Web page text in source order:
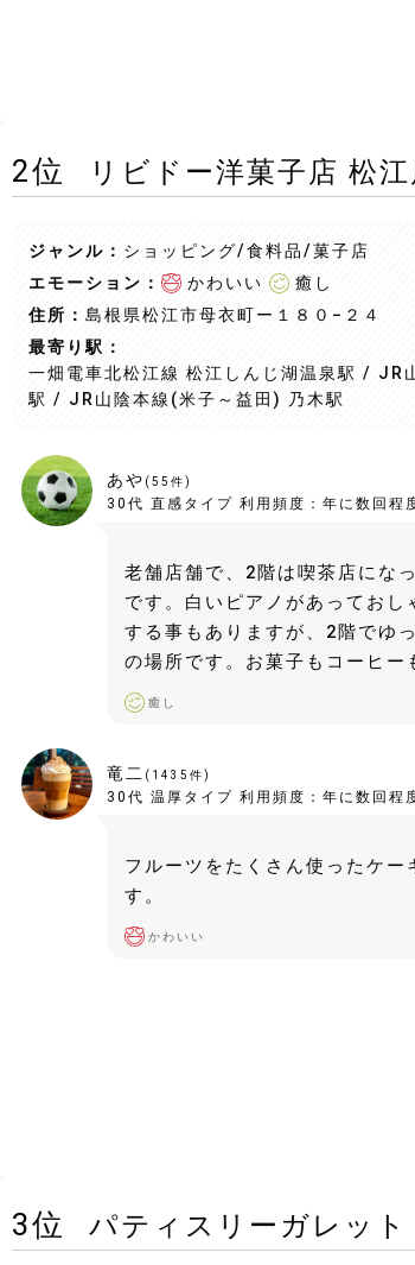
2位 リビドー洋菓子店 松江
ジャンル： ショッピング/食料品/菓子店
エモーション：
かわいい
癒し
住所： 島根県松江市母衣町ー１８０−２４
最寄り駅：
一畑電車北松江線 松江しんじ湖温泉駅 / JR
駅 / JR山陰本線(米子～益田) 乃木駅
あや ( 55 件)
30代 直感タイプ 利用頻度： 年に数回程
老舗店舗で、2階は喫茶店にな
です。白いピアノがあっておし
する事もありますが、2階でゆ
の場所です。お菓子もコーヒー
癒し
竜二 ( 1435 件)
30代 温厚タイプ 利用頻度： 年に数回程
フルーツをたくさん使ったケー
す。
かわいい
3位 パティスリーガレット